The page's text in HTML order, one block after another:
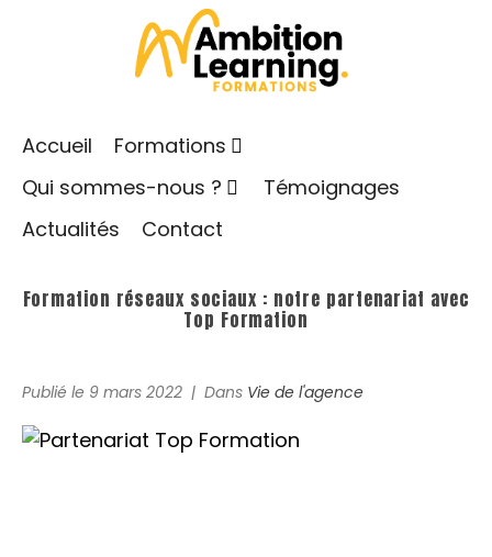
Accueil
Formations
Qui sommes-nous ?
Témoignages
Actualités
Contact
Formation réseaux sociaux : notre partenariat avec
Top Formation
Publié le 9 mars 2022 Dans Vie de l'agence